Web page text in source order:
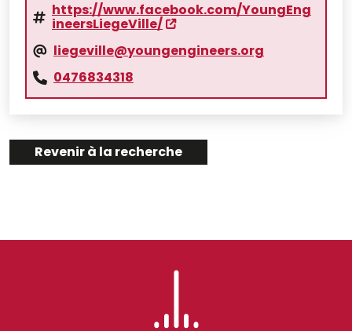
https://www.facebook.com/YoungEng
ineersLiegeVille/
liegeville@youngengineers.org
0476834318
Revenir à la recherche